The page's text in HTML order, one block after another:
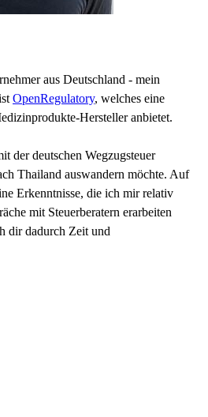
aus Deutschland - mein
OpenRegulatory, welches eine
Hersteller anbietet.
der deutschen Wegzugsteuer
Thailand auswandern möchte. Auf
Erkenntnisse, die ich mir relativ
mit Steuerberatern erarbeiten
dir dadurch Zeit und